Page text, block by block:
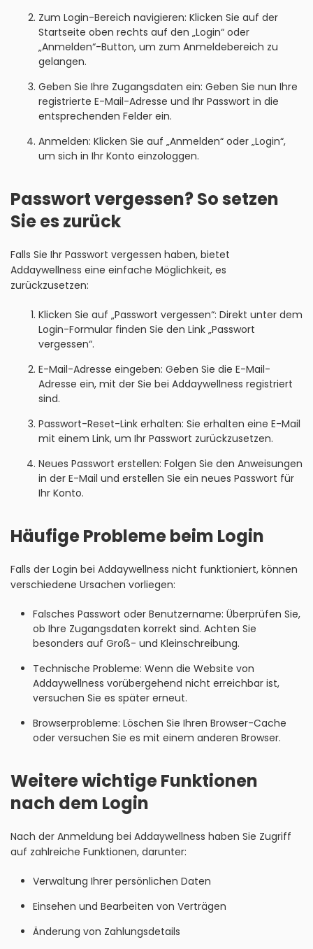
Zum Login-Bereich navigieren: Klicken Sie auf der
Startseite oben rechts auf den „Login“ oder
„Anmelden“-Button, um zum Anmeldebereich zu
gelangen.
Geben Sie Ihre Zugangsdaten ein: Geben Sie nun Ihre
registrierte E-Mail-Adresse und Ihr Passwort in die
entsprechenden Felder ein.
Anmelden: Klicken Sie auf „Anmelden“ oder „Login“,
um sich in Ihr Konto einzologgen.
Passwort vergessen? So setzen
Sie es zurück
Falls Sie Ihr Passwort vergessen haben, bietet
Addaywellness eine einfache Möglichkeit, es
zurückzusetzen:
Klicken Sie auf „Passwort vergessen“: Direkt unter dem
Login-Formular finden Sie den Link „Passwort
vergessen“.
E-Mail-Adresse eingeben: Geben Sie die E-Mail-
Adresse ein, mit der Sie bei Addaywellness registriert
sind.
Passwort-Reset-Link erhalten: Sie erhalten eine E-Mail
mit einem Link, um Ihr Passwort zurückzusetzen.
Neues Passwort erstellen: Folgen Sie den Anweisungen
in der E-Mail und erstellen Sie ein neues Passwort für
Ihr Konto.
Häufige Probleme beim Login
Falls der Login bei Addaywellness nicht funktioniert, können
verschiedene Ursachen vorliegen:
Falsches Passwort oder Benutzername: Überprüfen Sie,
ob Ihre Zugangsdaten korrekt sind. Achten Sie
besonders auf Groß- und Kleinschreibung.
Technische Probleme: Wenn die Website von
Addaywellness vorübergehend nicht erreichbar ist,
versuchen Sie es später erneut.
Browserprobleme: Löschen Sie Ihren Browser-Cache
oder versuchen Sie es mit einem anderen Browser.
Weitere wichtige Funktionen
nach dem Login
Nach der Anmeldung bei Addaywellness haben Sie Zugriff
auf zahlreiche Funktionen, darunter:
Verwaltung Ihrer persönlichen Daten
Einsehen und Bearbeiten von Verträgen
Änderung von Zahlungsdetails